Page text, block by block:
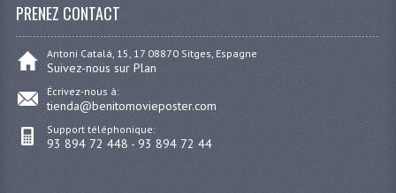
PRENEZ CONTACT
Antoni Catalá, 15, 17 08870 Sitges, Espagne
Suivez-nous sur Plan
Écrivez-nous à:
tienda@benitomovieposter.com
Support téléphonique:
93 894 72 448 - 93 894 72 44